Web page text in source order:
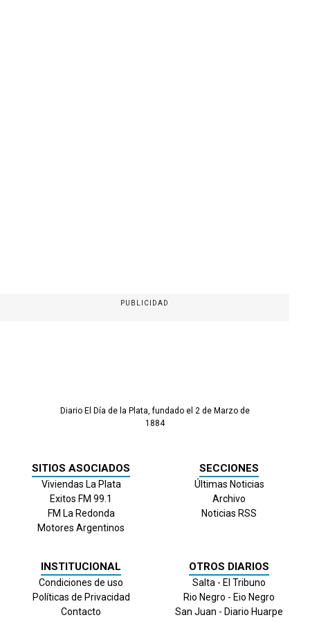
PUBLICIDAD
Diario El Día de la Plata, fundado el 2 de Marzo de
1884
SITIOS ASOCIADOS
Viviendas La Plata
Exitos FM 99.1
FM La Redonda
Motores Argentinos
SECCIONES
Últimas Noticias
Archivo
Noticias RSS
INSTITUCIONAL
Condiciones de uso
Políticas de Privacidad
Contacto
OTROS DIARIOS
Salta - El Tribuno
Rio Negro - Eio Negro
San Juan - Diario Huarpe